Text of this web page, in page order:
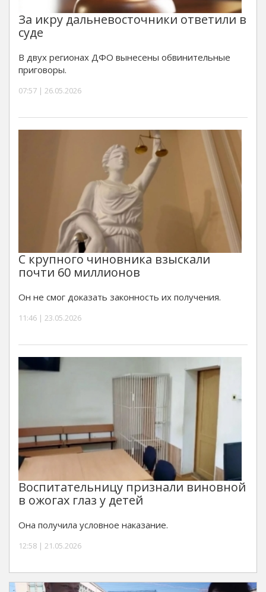
За икру дальневосточники ответили в
суде
В двух регионах ДФО вынесены обвинительные
приговоры.
07:57 | 26.05.2026
С крупного чиновника взыскали
почти 60 миллионов
Он не смог доказать законность их получения.
11:46 | 23.05.2026
Воспитательницу признали виновной
в ожогах глаз у детей
Она получила условное наказание.
12:58 | 21.05.2026